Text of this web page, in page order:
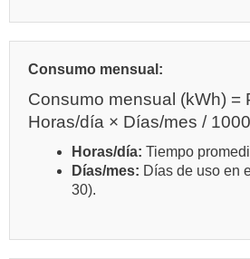
Consumo mensual:
Consumo mensual (kWh) =
Horas/día × Días/mes / 1000
Horas/día: Tiempo
Días/mes: Días de uso en
30).